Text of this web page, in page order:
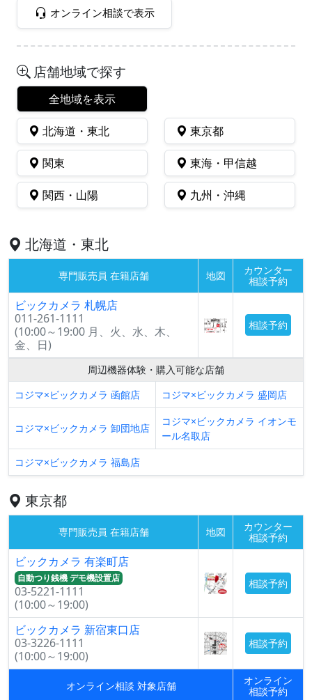
オンライン相談で表示
店舗地域で探す
全地域を表示
北海道・東北 東京都
関東 東海・甲信越
関西・山陽 九州・沖縄
北海道・東北
専門販売員 在籍店舗 地図
カウンター
相談予約
ビックカメラ 札幌店
011-261-1111
(10:00～19:00 月、火、水、木、
金、日)
相談予約
周辺機器体験・購入可能な店舗
コジマ×ビックカメラ 函館店
コジマ×ビックカメラ 盛岡店
コジマ×ビックカメラ 卸団地店
コジマ×ビックカメラ イオンモ
ール名取店
コジマ×ビックカメラ 福島店
東京都
専門販売員 在籍店舗 地図
カウンター
相談予約
ビックカメラ 有楽町店
自動つり銭機 デモ機設置店
03-5221-1111
(10:00～19:00)
相談予約
ビックカメラ 新宿東口店
03-3226-1111
(10:00～19:00)
相談予約
オンライン相談 対象店舗
オンライン
相談予約